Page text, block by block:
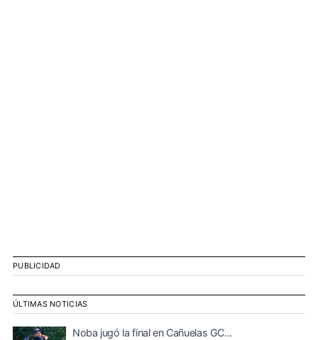
PUBLICIDAD
ÚLTIMAS NOTICIAS
Noba jugó la final en Cañuelas GC...